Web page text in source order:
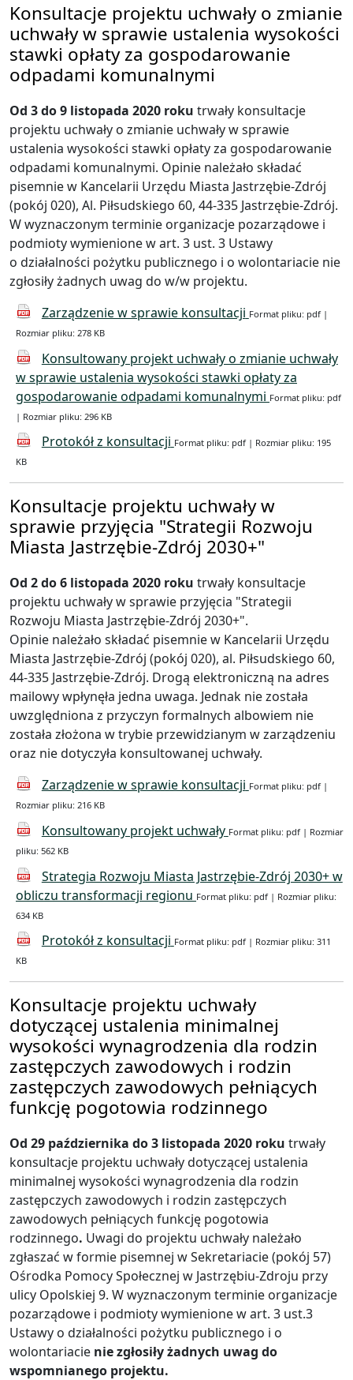
Konsultacje projektu uchwały o zmianie
uchwały w sprawie ustalenia wysokości
stawki opłaty za gospodarowanie
odpadami komunalnymi
Od 3 do 9 listopada 2020 roku trwały konsultacje
projektu uchwały o zmianie uchwały w sprawie
ustalenia wysokości stawki opłaty za gospodarowanie
odpadami komunalnymi. Opinie należało składać
pisemnie w Kancelarii Urzędu Miasta Jastrzębie-Zdrój
(pokój 020), Al. Piłsudskiego 60, 44-335 Jastrzębie-Zdrój.
W wyznaczonym terminie organizacje pozarządowe i
podmioty wymienione w art. 3 ust. 3 Ustawy
o działalności pożytku publicznego i o wolontariacie nie
zgłosiły żadnych uwag do w/w projektu.
Zarządzenie w sprawie konsultacji Format pliku: pdf |
Rozmiar pliku: 278 KB
Konsultowany projekt uchwały o zmianie uchwały
w sprawie ustalenia wysokości stawki opłaty za
gospodarowanie odpadami komunalnymi Format pliku: pdf
| Rozmiar pliku: 296 KB
Protokół z konsultacji Format pliku: pdf | Rozmiar pliku: 195
KB
Konsultacje projektu uchwały w
sprawie przyjęcia "Strategii Rozwoju
Miasta Jastrzębie-Zdrój 2030+"
Od 2 do 6 listopada 2020 roku trwały konsultacje
projektu uchwały w sprawie przyjęcia "Strategii
Rozwoju Miasta Jastrzębie-Zdrój 2030+".
Opinie należało składać pisemnie w Kancelarii Urzędu
Miasta Jastrzębie-Zdrój (pokój 020), al. Piłsudskiego 60,
44-335 Jastrzębie-Zdrój. Drogą elektroniczną na adres
mailowy wpłynęła jedna uwaga. Jednak nie została
uwzględniona z przyczyn formalnych albowiem nie
została złożona w trybie przewidzianym w zarządzeniu
oraz nie dotyczyła konsultowanej uchwały.
Zarządzenie w sprawie konsultacji Format pliku: pdf |
Rozmiar pliku: 216 KB
Konsultowany projekt uchwały Format pliku: pdf | Rozmiar
pliku: 562 KB
Strategia Rozwoju Miasta Jastrzębie-Zdrój 2030+ w
obliczu transformacji regionu Format pliku: pdf | Rozmiar pliku:
634 KB
Protokół z konsultacji Format pliku: pdf | Rozmiar pliku: 311
KB
Konsultacje projektu uchwały
dotyczącej ustalenia minimalnej
wysokości wynagrodzenia dla rodzin
zastępczych zawodowych i rodzin
zastępczych zawodowych pełniących
funkcję pogotowia rodzinnego
Od 29 października do 3 listopada 2020 roku trwały
konsultacje projektu uchwały dotyczącej ustalenia
minimalnej wysokości wynagrodzenia dla rodzin
zastępczych zawodowych i rodzin zastępczych
zawodowych pełniących funkcję pogotowia
rodzinnego. Uwagi do projektu uchwały należało
zgłaszać w formie pisemnej w Sekretariacie (pokój 57)
Ośrodka Pomocy Społecznej w Jastrzębiu-Zdroju przy
ulicy Opolskiej 9. W wyznaczonym terminie organizacje
pozarządowe i podmioty wymienione w art. 3 ust.3
Ustawy o działalności pożytku publicznego i o
wolontariacie nie zgłosiły żadnych uwag do
wspomnianego projektu.